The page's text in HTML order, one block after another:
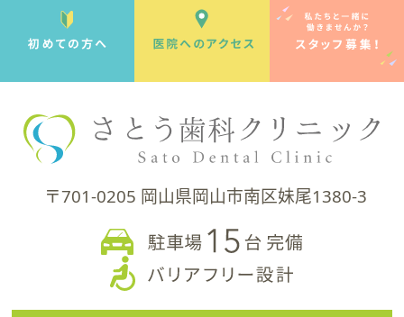
〒701-0205 岡山県岡山市南区妹尾1380-3